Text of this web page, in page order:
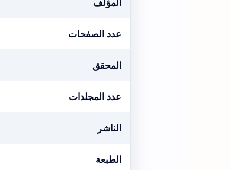
عدد الصفحات
المحقق
عدد المجلدات
الناشر
الطبعة